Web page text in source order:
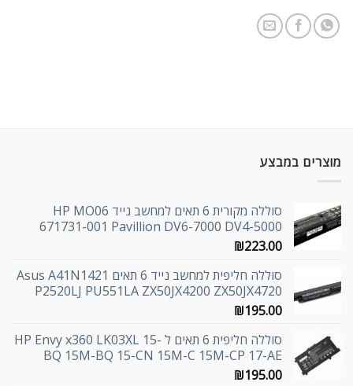
מוצרים במבצע
סוללה מקורית 6 תאים למחשב נייד HP MO06
671731-001 Pavillion DV6-7000 DV4-5000
₪223.00
סוללה חליפית למחשב נייד 6 תאים Asus A41N1421
P2520LJ PU551LA ZX50JX4200 ZX50JX4720
₪195.00
סוללה חליפית 6 תאים ל HP Envy x360 LK03XL 15-
BQ 15M-BQ 15-CN 15M-C 15M-CP 17-AE
₪195.00